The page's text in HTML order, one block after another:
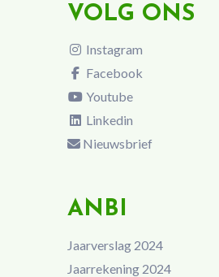
VOLG ONS
Instagram
Facebook
Youtube
Linkedin
Nieuwsbrief
ANBI
Jaarverslag 2024
Jaarrekening 2024